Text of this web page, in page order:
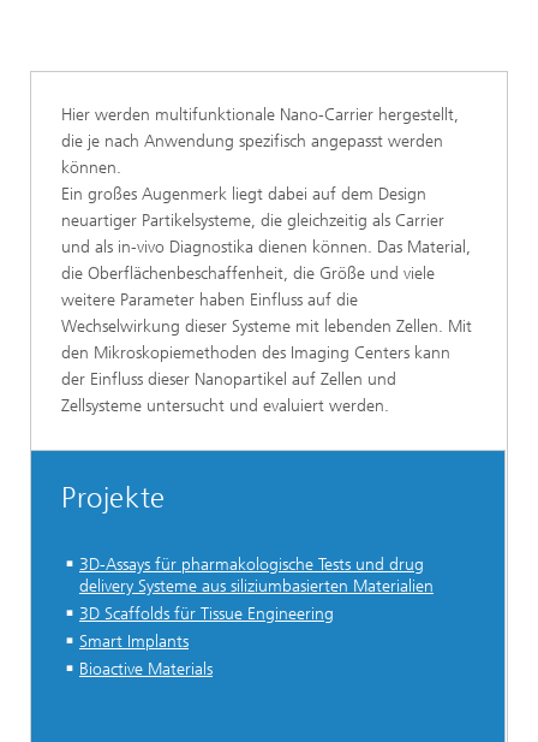
Hier werden multifunktionale Nano-Carrier hergestellt,
die je nach Anwendung spezifisch angepasst werden
können.
Ein großes Augenmerk liegt dabei auf dem Design
neuartiger Partikelsysteme, die gleichzeitig als Carrier
und als in-vivo Diagnostika dienen können. Das Material,
die Oberflächenbeschaffenheit, die Größe und viele
weitere Parameter haben Einfluss auf die
Wechselwirkung dieser Systeme mit lebenden Zellen. Mit
den Mikroskopiemethoden des Imaging Centers kann
der Einfluss dieser Nanopartikel auf Zellen und
Zellsysteme untersucht und evaluiert werden.
Projekte
3D-Assays für pharmakologische Tests und drug
delivery Systeme aus siliziumbasierten Materialien
3D Scaffolds für Tissue Engineering
Smart Implants
Bioactive Materials